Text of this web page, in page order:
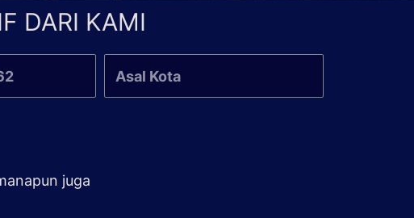
DARI KAMI
juga